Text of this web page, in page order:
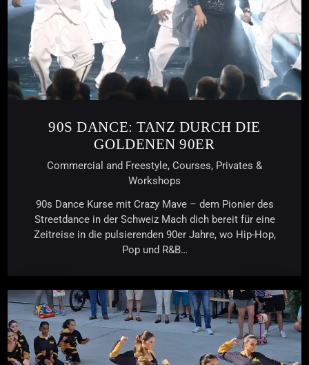
90S DANCE: TANZ DURCH DIE
GOLDENEN 90ER
Commercial and Freestyle, Courses, Privates &
Workshops
90s Dance Kurse mit Crazy Mave – dem Pionier des
Streetdance in der Schweiz Mach dich bereit für eine
Zeitreise in die pulsierenden 90er Jahre, wo Hip-Hop,
Pop und R&B…